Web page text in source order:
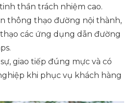
thần trách nhiệm cao.
thông thạo đường nội thành,
các ứng dụng dẫn đường
giao tiếp đúng mực và có
khi phục vụ khách hàng